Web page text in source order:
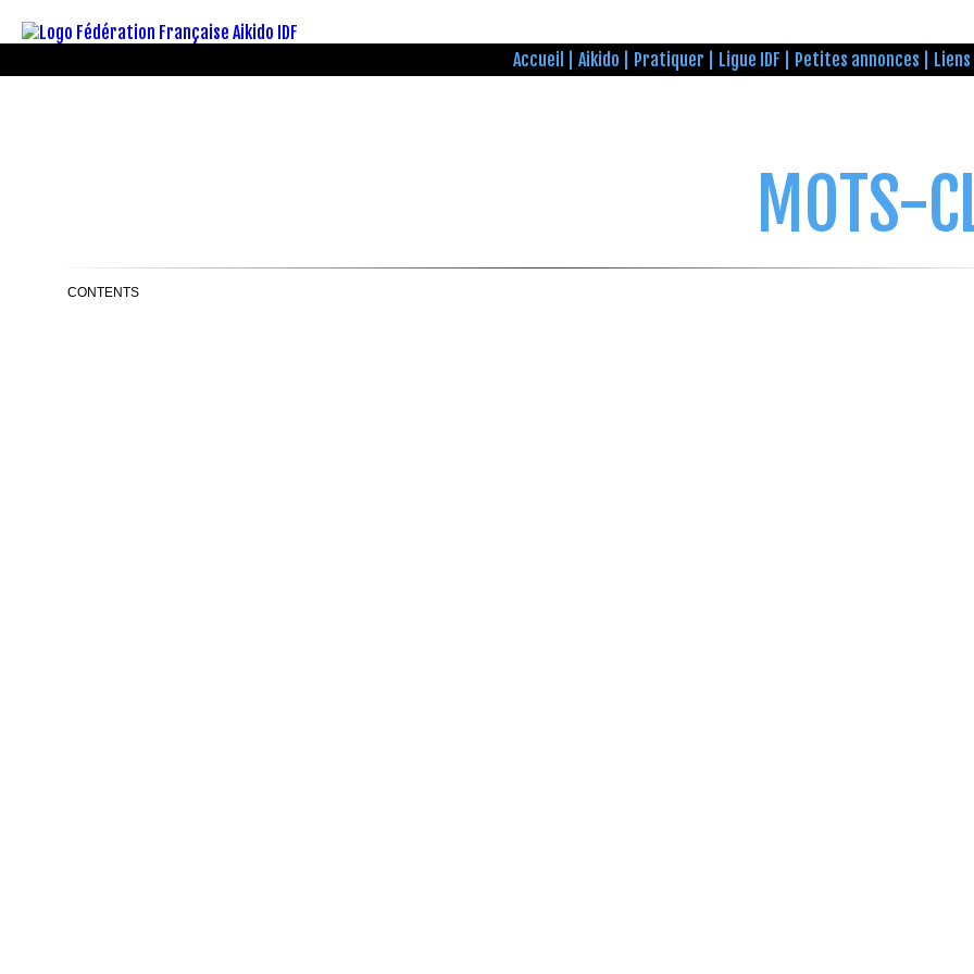
Accueil Aikido Pratiquer Ligue IDF Petites annonces Liens
MOTS-
CONTENTS